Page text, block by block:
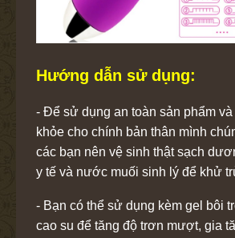
Hướng dẫn sử dụng:
- Để sử dụng an toàn sản phẩm
khỏe cho chính bản thân mình
các bạn nên vệ sinh thật sạch
y tế và nước muối sinh lý để khử
- Bạn có thể sử dụng kèm gel bôi
cao su để tăng độ trơn mượt, gia